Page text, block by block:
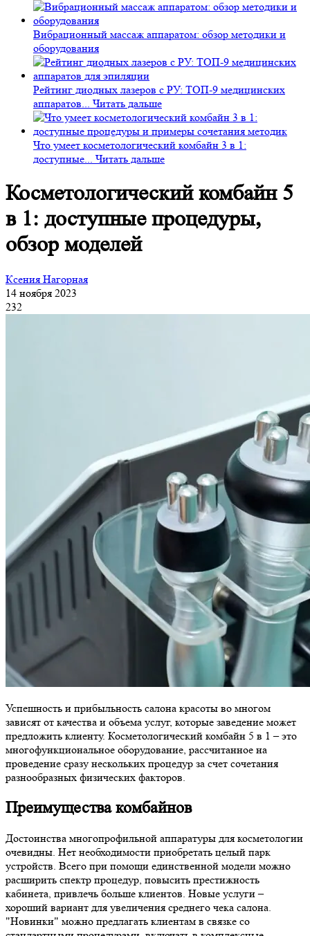
Вибрационный массаж аппаратом: обзор методики и
оборудования
Рейтинг диодных лазеров с РУ: ТОП-9 медицинских
аппаратов... Читать дальше
Что умеет косметологический комбайн 3 в 1:
доступные... Читать дальше
Косметологический комбайн 5
в 1: доступные процедуры,
обзор моделей
Ксения Нагорная
14 ноября 2023
232
Успешность и прибыльность салона красоты во многом
зависят от качества и объема услуг, которые заведение может
предложить клиенту. Косметологический комбайн 5 в 1 – это
многофункциональное оборудование, рассчитанное на
проведение сразу нескольких процедур за счет сочетания
разнообразных физических факторов.
Преимущества комбайнов
Достоинства многопрофильной аппаратуры для косметологии
очевидны. Нет необходимости приобретать целый парк
устройств. Всего при помощи единственной модели можно
расширить спектр процедур, повысить престижность
кабинета, привлечь больше клиентов. Новые услуги –
хороший вариант для увеличения среднего чека салона.
"Новинки" можно предлагать клиентам в связке со